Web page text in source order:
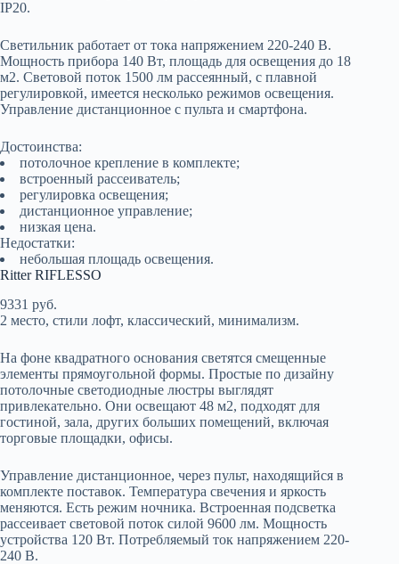
IP20.
Светильник работает от тока напряжением 220-240 В.
Мощность прибора 140 Вт, площадь для освещения до 18
м2. Световой поток 1500 лм рассеянный, с плавной
регулировкой, имеется несколько режимов освещения.
Управление дистанционное с пульта и смартфона.
Достоинства:
потолочное крепление в комплекте;
встроенный рассеиватель;
регулировка освещения;
дистанционное управление;
низкая цена.
Недостатки:
небольшая площадь освещения.
Ritter RIFLESSO
9331 руб.
2 место, стили лофт, классический, минимализм.
На фоне квадратного основания светятся смещенные
элементы прямоугольной формы. Простые по дизайну
потолочные светодиодные люстры выглядят
привлекательно. Они освещают 48 м2, подходят для
гостиной, зала, других больших помещений, включая
торговые площадки, офисы.
Управление дистанционное, через пульт, находящийся в
комплекте поставок. Температура свечения и яркость
меняются. Есть режим ночника. Встроенная подсветка
рассеивает световой поток силой 9600 лм. Мощность
устройства 120 Вт. Потребляемый ток напряжением 220-
240 В.